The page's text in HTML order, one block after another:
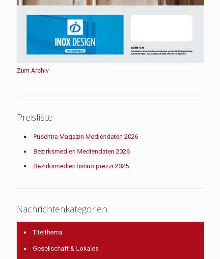
Zum Archiv
Preisliste
Puschtra Magazin Mediendaten 2026
Bezirksmedien Mediendaten 2026
Bezirksmedien listino prezzi 2025
Nachrichtenkategorien
Titelthema
Gesellschaft & Lokales